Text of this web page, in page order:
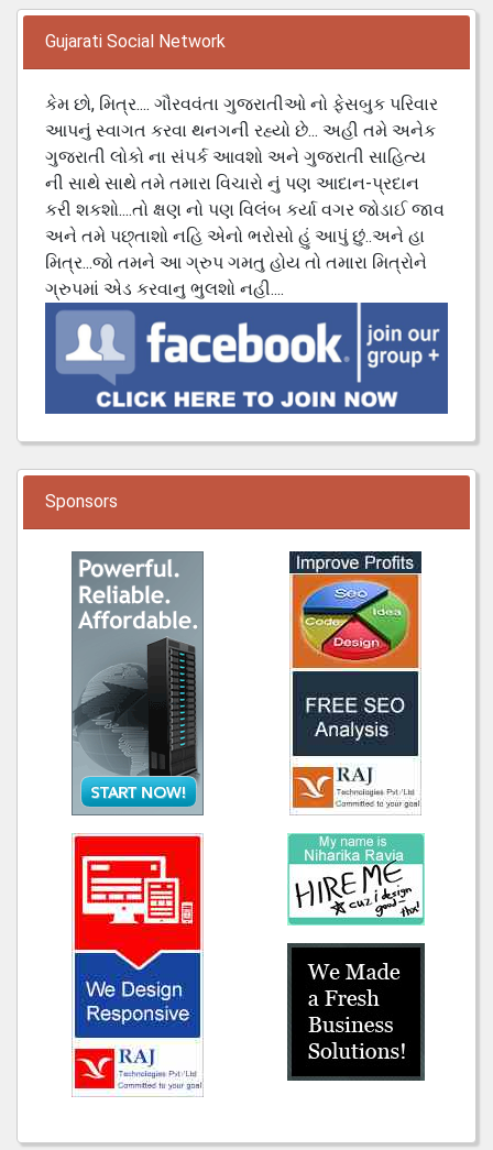
Gujarati Social Network
કેમ છો, મિત્ર.... ગૌરવવંતા ગુજરાતીઓ નો ફેસબુક પરિવાર
આપનું સ્વાગત કરવા થનગની રહ્યો છે... અહી તમે અનેક
ગુજરાતી લોકો ના સંપર્ક આવશો અને ગુજરાતી સાહિત્ય
ની સાથે સાથે તમે તમારા વિચારો નું પણ આદાન-પ્રદાન
કરી શકશો....તો ક્ષણ નો પણ વિલંબ કર્યા વગર જોડાઈ જાવ
અને તમે પછ્તાશો નહિ એનો ભરોસો હું આપું છું..અને હા
મિત્ર...જો તમને આ ગ્રુપ ગમતુ હોય તો તમારા મિત્રોને
ગ્રુપમાં એડ કરવાનુ ભુલશો નહી....
Sponsors